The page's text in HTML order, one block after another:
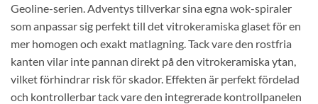
Geoline-serien. Adventys tillverkar sina egna wok-spiraler
som anpassar sig perfekt till det vitrokeramiska glaset för en
mer homogen och exakt matlagning. Tack vare den rostfria
kanten vilar inte pannan direkt på den vitrokeramiska ytan,
vilket förhindrar risk för skador. Effekten är perfekt fördelad
och kontrollerbar tack vare den integrerade kontrollpanelen